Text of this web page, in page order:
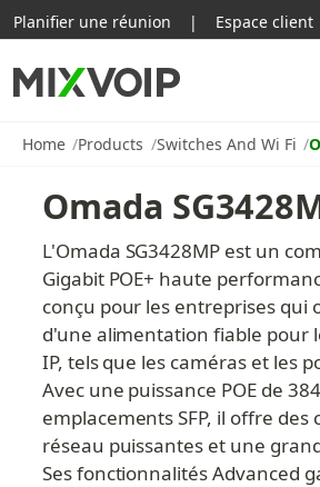
Home Products Switches And Wi Fi
Omada
L'Omada SG3428MP est un
Gigabit POE+ haute
conçu pour les entreprises qui
d'une alimentation fiable pour
IP, tels que les caméras et les
Avec une puissance POE de
emplacements SFP, il offre des
réseau puissantes et une
Ses fonctionnalités Advanced
Planifier une réunion | Espace client